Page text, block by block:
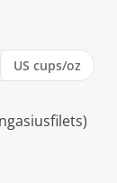
US cups/oz